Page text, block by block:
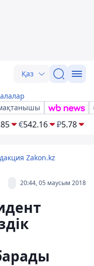
Қаз
€542.16 ₽5.78
Zakon.kz
20:44, 05 маусым 2018